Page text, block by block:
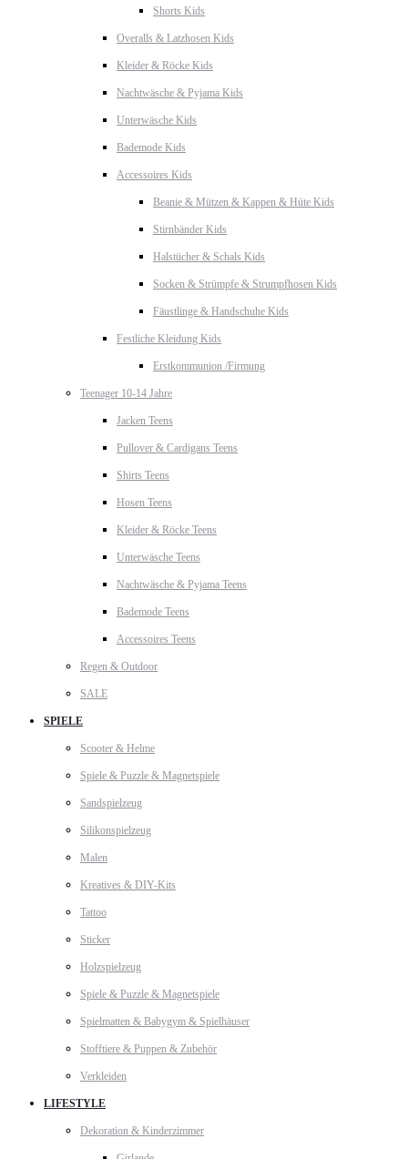
Shorts Kids
Overalls & Latzhosen Kids
Kleider & Röcke Kids
Nachtwäsche & Pyjama Kids
Unterwäsche Kids
Bademode Kids
Accessoires Kids
Beanie & Mützen & Kappen & Hüte Kids
Stirnbänder Kids
Halstücher & Schals Kids
Socken & Strümpfe & Strumpfhosen Kids
Fäustlinge & Handschuhe Kids
Festliche Kleidung Kids
Erstkommunion /Firmung
Teenager 10-14 Jahre
Jacken Teens
Pullover & Cardigans Teens
Shirts Teens
Hosen Teens
Kleider & Röcke Teens
Unterwäsche Teens
Nachtwäsche & Pyjama Teens
Bademode Teens
Accessoires Teens
Regen & Outdoor
SALE
SPIELE
Scooter & Helme
Spiele & Puzzle & Magnetspiele
Sandspielzeug
Silikonspielzeug
Malen
Kreatives & DIY-Kits
Tattoo
Sticker
Holzspielzeug
Spiele & Puzzle & Magnetspiele
Spielmatten & Babygym & Spielhäuser
Stofftiere & Puppen & Zubehör
Verkleiden
LIFESTYLE
Dekoration & Kinderzimmer